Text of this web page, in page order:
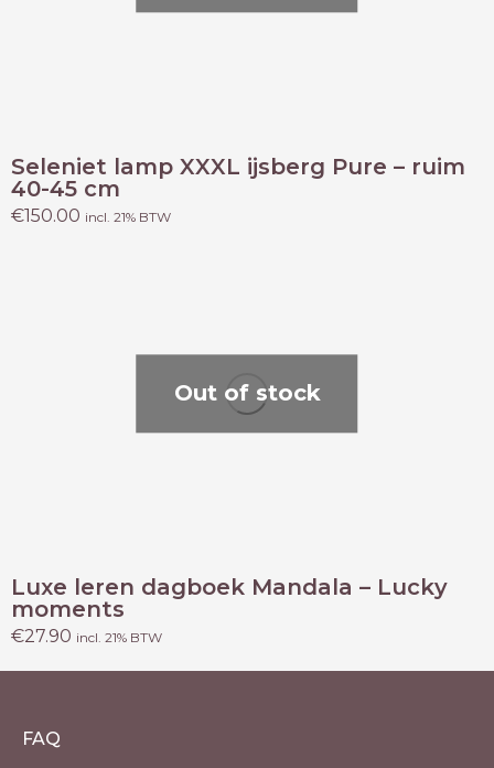
Seleniet lamp XXXL ijsberg Pure – ruim
40-45 cm
€150.00 incl. 21% BTW
Out of stock
Luxe leren dagboek Mandala – Lucky
moments
€27.90 incl. 21% BTW
FAQ